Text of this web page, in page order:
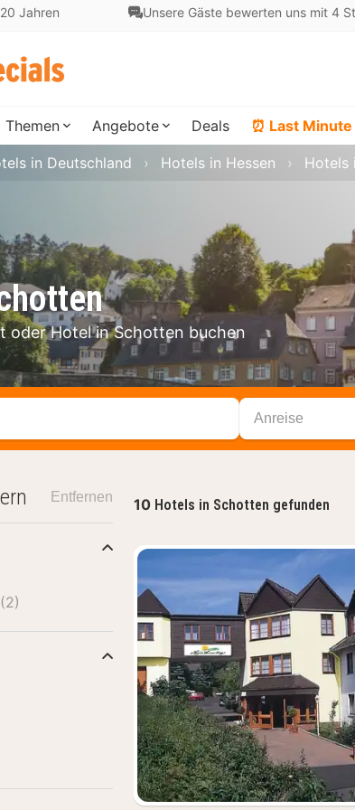
Jahren Unsere Gäste bewerten uns mit 4
Themen Angebote Deals ⏰ Last Minute
oder Hotel in Schotten buchen
in Deutschland Hotels in Hessen Hotels
suchen Anreise
10 Hotels in Schotten gefunden
Vorheriges Bild
Entfernen
(2)